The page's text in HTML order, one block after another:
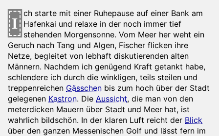
I
ch starte mit einer Ruhepause auf einer Bank am
Hafenkai und relaxe in der noch immer tief
stehenden Morgensonne. Vom Meer her weht ein
Geruch nach Tang und Algen, Fischer flicken ihre
Netze, begleitet von lebhaft diskutierenden alten
Männern. Nachdem ich genügend Kraft getankt habe,
schlendere ich durch die winkligen, teils steilen und
treppenreichen Gässchen bis zum hoch über der Stadt
gelegenen Kastron. Die Aussicht, die man von den
meterdicken Mauern über Stadt und Meer hat, ist
wahrlich bildschön. In der klaren Luft reicht der Blick
über den ganzen Messenischen Golf und lässt fern im